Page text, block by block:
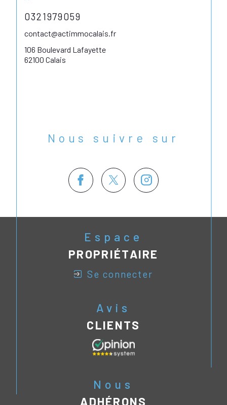
0321979059
contact@actimmocalais.fr
106 Boulevard Lafayette
62100 Calais
Nous suivre sur
Espace
PROPRIÉTAIRE
se connecter
Avis
CLIENTS
Nous
ADHÉRONS